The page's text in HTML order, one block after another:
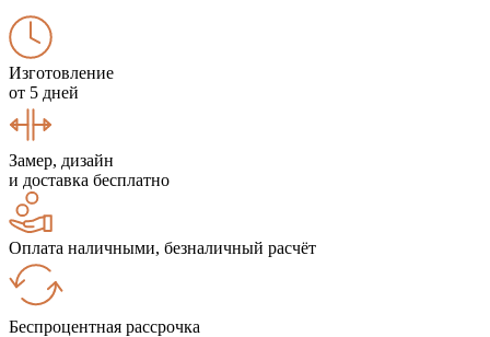
Изготовление
от 5 дней
Замер, дизайн
и доставка бесплатно
Оплата наличными, безналичный расчёт
Беспроцентная рассрочка